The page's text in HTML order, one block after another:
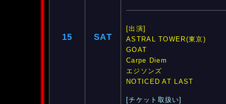
15 SAT
[出演]
ASTRAL TOWER(東京)
GOAT
Carpe Diem
エジソンズ
NOTICED AT LAST
[チケット取扱い]